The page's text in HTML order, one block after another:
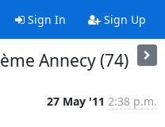
Sign In Sign Up
Annecy (74)
27 May '11 2:38 p.m.